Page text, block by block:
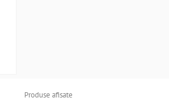
Produse afisate